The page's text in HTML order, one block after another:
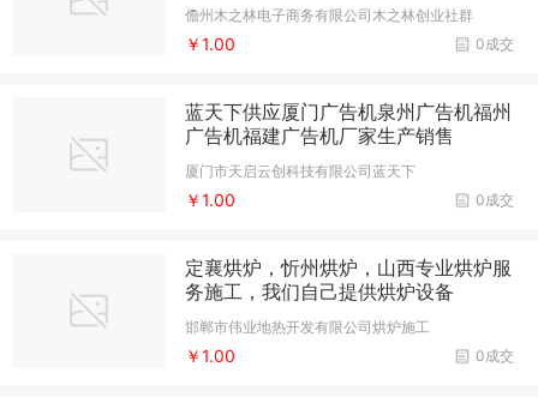
儋州木之林电子商务有限公司木之林创业社群
0成交
￥1.00
蓝天下供应厦门广告机泉州广告机福州
广告机福建广告机厂家生产销售
厦门市天启云创科技有限公司蓝天下
0成交
￥1.00
定襄烘炉，忻州烘炉，山西专业烘炉服
务施工，我们自己提供烘炉设备
邯郸市伟业地热开发有限公司烘炉施工
0成交
￥1.00